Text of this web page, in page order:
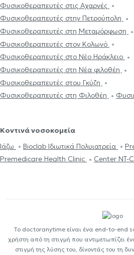
Φυσικοθεραπευτές στις Αχαρνές
Φυσικοθεραπευτές στην Πετρούπολη
Φυσικοθεραπευτές στη Μεταμόρφωση
Φυσικοθεραπευτές στον Κολωνό
Φυσικοθεραπευτές στο Νέο Ηράκλειο
Φυσικοθεραπευτές στη Νέα φιλοθέη
Φυσικοθεραπευτές στου Γκύζη
Φυσικοθεραπευτές στη Φιλοθέη
Κοντινά νοσοκομεία
Ιάζω
Bioclab Ιδιωτικά Πολυιατρεία
Premedicare Health Clinic
Center NT-
Το doctoranytime είναι ένα end-to-end
χρήστη από τη στιγμή που αντιμετωπίζει
στιγμή της λύσης του, δίνοντάς του τη